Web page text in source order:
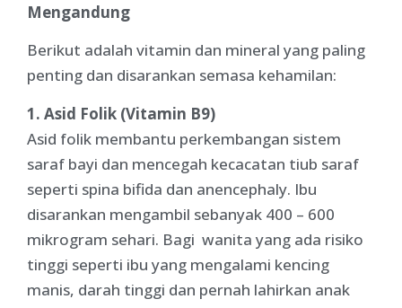
Mengandung
Berikut adalah vitamin dan mineral yang paling
penting dan disarankan semasa kehamilan:
1. Asid Folik (Vitamin B9)
Asid folik membantu perkembangan sistem
saraf bayi dan mencegah kecacatan tiub saraf
seperti spina bifida dan anencephaly. Ibu
disarankan mengambil sebanyak 400 – 600
mikrogram sehari. Bagi wanita yang ada risiko
tinggi seperti ibu yang mengalami kencing
manis, darah tinggi dan pernah lahirkan anak